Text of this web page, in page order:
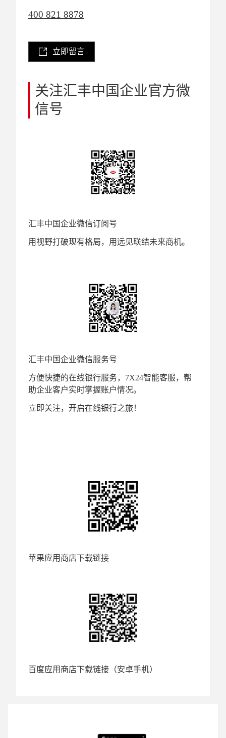
400 821 8878
立即留言
关注汇丰中国企业官方微
信号
汇丰中国企业微信订阅号
用视野打破现有格局，用远见联结未来商机。
汇丰中国企业微信服务号
方便快捷的在线银行服务，7X24智能客服，帮
助企业客户实时掌握账户情况。
立即关注，开启在线银行之旅！
苹果应用商店下载链接
百度应用商店下载链接（安卓手机）